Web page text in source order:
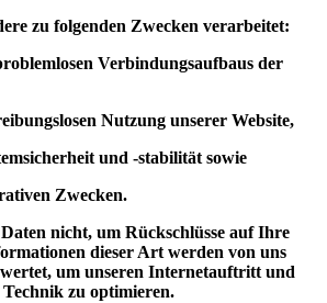
zu folgenden Zwecken verarbeitet:
Verbindungsaufbaus der
Nutzung unserer Website,
und -stabilität sowie
Zwecken.
nicht, um Rückschlüsse auf Ihre
dieser Art werden von uns
um unseren Internetauftritt und
zu optimieren.